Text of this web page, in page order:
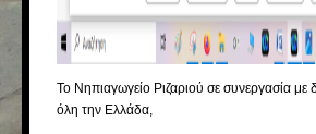
Το Νηπιαγωγείο Ριζαριού σε συνεργασία με
όλη την Ελλάδα,